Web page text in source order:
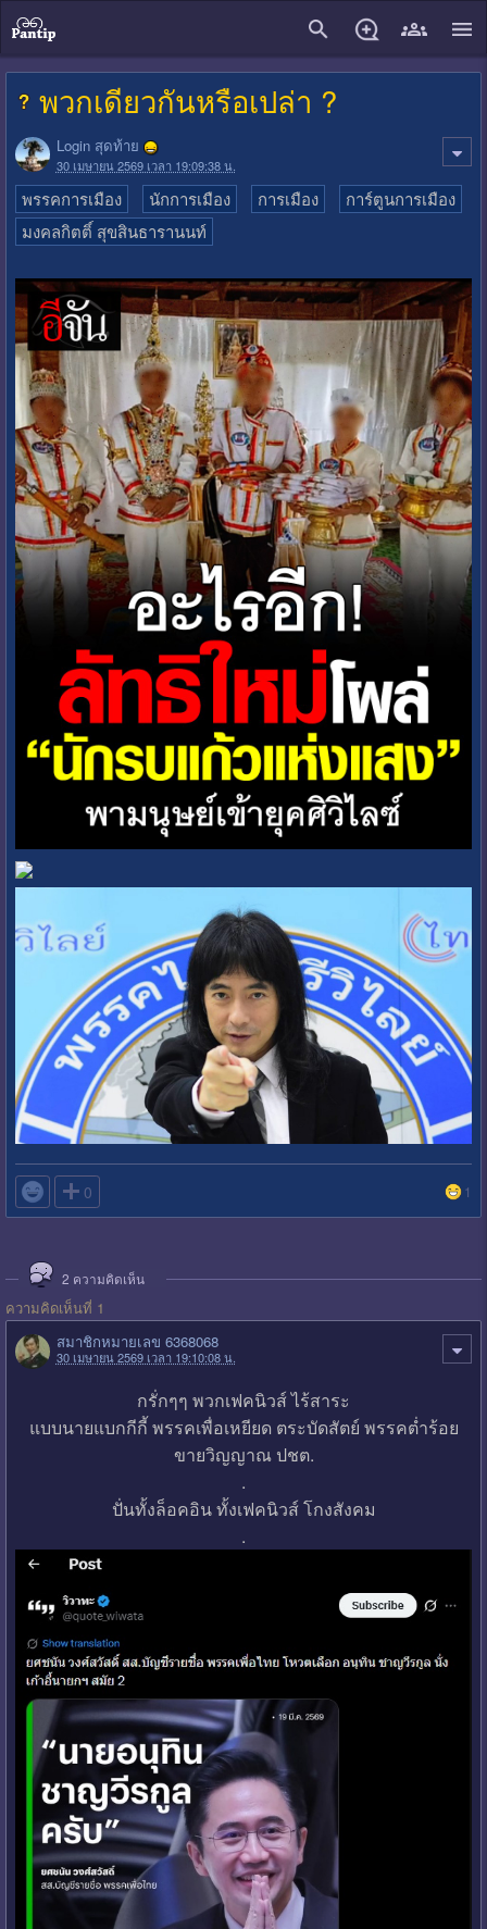
พวกเดียวกันหรือเปล่า ?
Login สุดท้าย
30 เมษายน 2569 เวลา 19:09:38 น.
พรรคการเมือง นักการเมือง การเมือง
การ์ตูนการเมือง
มงคลกิตติ์ สุขสินธารานนท์
 0 1
2 ความคิดเห็น
ความคิดเห็นที่ 1
สมาชิกหมายเลข 6368068
30 เมษายน 2569 เวลา 19:10:08 น.
กรั่กๆๆ พวกเฟคนิวส์ ไร้สาระ
แบบนายแบกกีกี้ พรรคเพื่อเหยียด ตระบัดสัตย์ พรรคต่ำร้อย
ขายวิญญาณ ปชต.
.
ปั่นทั้งล็อคอิน ทั้งเฟคนิวส์ โกงสังคม
.
close